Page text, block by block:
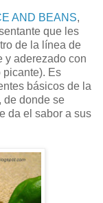
AND BEANS,
que les
de la línea de
y aderezado con
picante). Es
básicos de la
de donde se
da el sabor a sus